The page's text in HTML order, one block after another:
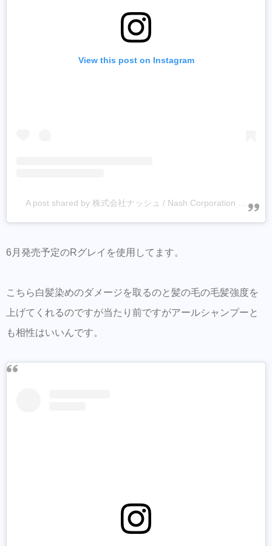
View this post on Instagram
6月発売予定のRグレイを使用してます。
こちら白髪染めのダメージを取るのと髪の毛の毛髪強度を
上げてくれるのですが当たり前ですがアールシャンプーと
も相性はいいんです。